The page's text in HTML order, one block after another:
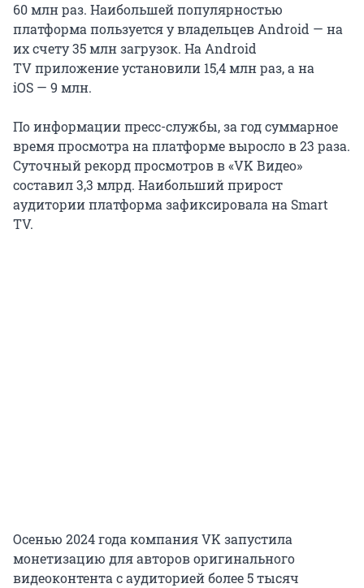
60 млн раз. Наибольшей популярностью
платформа пользуется у владельцев Android — на
их счету 35 млн загрузок. На Android
TV приложение установили 15,4 млн раз, а на
iOS — 9 млн.
По информации пресс-службы, за год суммарное
время просмотра на платформе выросло в 23 раза.
Суточный рекорд просмотров в «VK Видео»
составил 3,3 млрд. Наибольший прирост
аудитории платформа зафиксировала на Smart
TV.
Осенью 2024 года компания VK запустила
монетизацию для авторов оригинального
видеоконтента с аудиторией более 5 тысяч